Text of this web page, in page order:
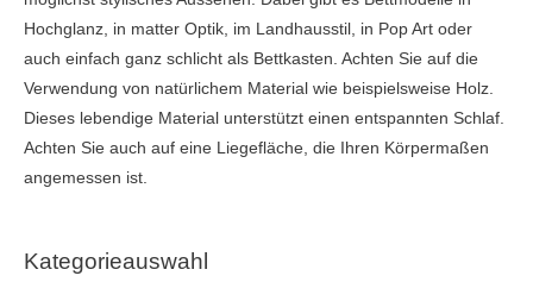
Kategorieauswahl
Hochglanz, in matter Optik, im Landhausstil, in Pop Art oder
auch einfach ganz schlicht als Bettkasten. Achten Sie auf die
Verwendung von natürlichem Material wie beispielsweise Holz.
Dieses lebendige Material unterstützt einen entspannten Schlaf.
Achten Sie auch auf eine Liegefläche, die Ihren Körpermaßen
angemessen ist.